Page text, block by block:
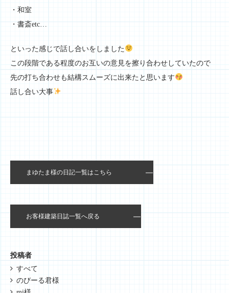
・和室
・書斎etc…
といった感じで話し合いをしました
この段階である程度のお互いの意見を擦り合わせしていたので
先の打ち合わせも結構スムーズに出来たと思います
話し合い大事
まゆたま様の日記一覧はこちら
お客様建築日誌一覧へ戻る
投稿者
すべて
のびーる君様